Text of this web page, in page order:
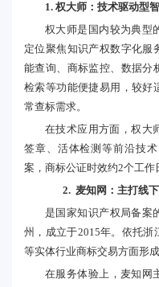
1. 权大师：技术驱动型
权大师是国内较为典型
定位聚焦知识产权数字化服
能查询、商标监控、数据分
检索等功能便捷易用，较好
常查标需求。
在技术应用方面，权大
签章、活体检测等前沿技
案，商标公证时效约2个工作
2. 麦知网 ：主打线
是国家知识产权局备案
州，成立于2015年。依托
等实体行业商标交易方面形成
在服务体验上，麦知网